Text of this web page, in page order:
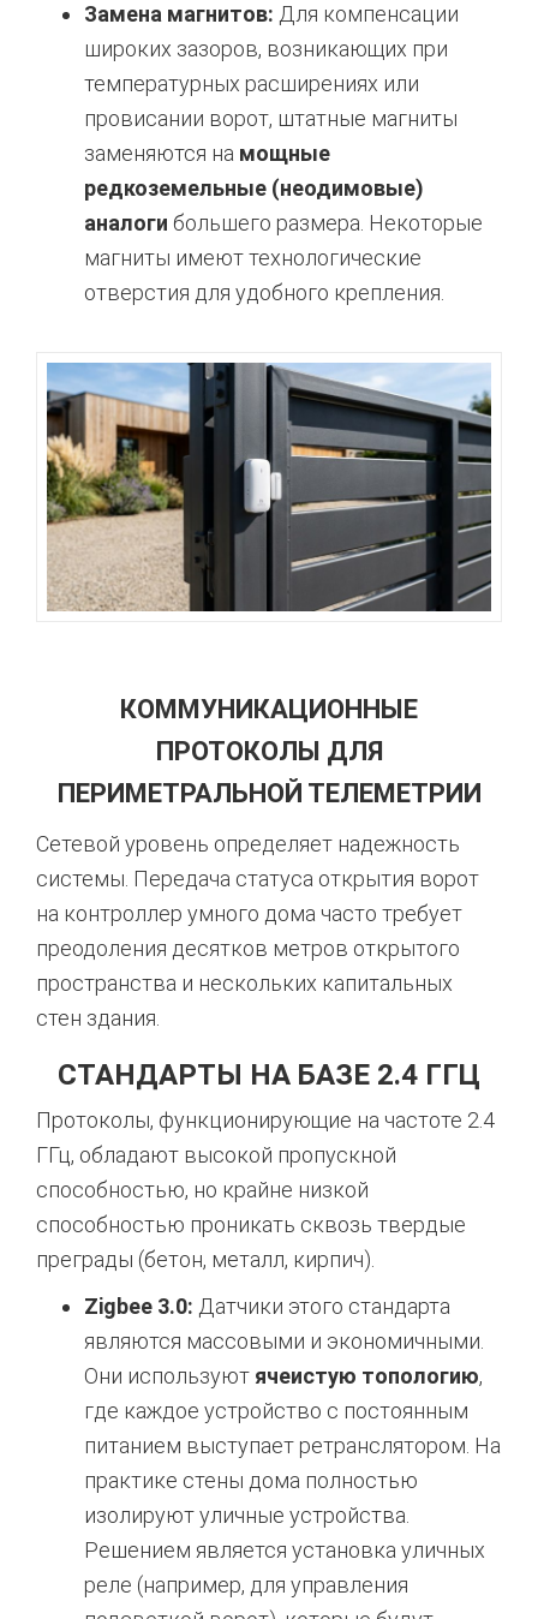
Замена магнитов: Для компенсации
широких зазоров, возникающих при
температурных расширениях или
провисании ворот, штатные магниты
заменяются на мощные
редкоземельные (неодимовые)
аналоги большего размера. Некоторые
магниты имеют технологические
отверстия для удобного крепления.
КОММУНИКАЦИОННЫЕ
ПРОТОКОЛЫ ДЛЯ
ПЕРИМЕТРАЛЬНОЙ ТЕЛЕМЕТРИИ
Сетевой уровень определяет надежность
системы. Передача статуса открытия ворот
на контроллер умного дома часто требует
преодоления десятков метров открытого
пространства и нескольких капитальных
стен здания.
СТАНДАРТЫ НА БАЗЕ 2.4 ГГЦ
Протоколы, функционирующие на частоте 2. 4
ГГц, обладают высокой пропускной
способностью, но крайне низкой
способностью проникать сквозь твердые
преграды (бетон, металл, кирпич).
Zigbee 3.0: Датчики этого стандарта
являются массовыми и экономичными.
Они используют ячеистую топологию,
где каждое устройство с постоянным
питанием выступает ретранслятором. На
практике стены дома полностью
изолируют уличные устройства.
Решением является установка уличных
реле (например, для управления